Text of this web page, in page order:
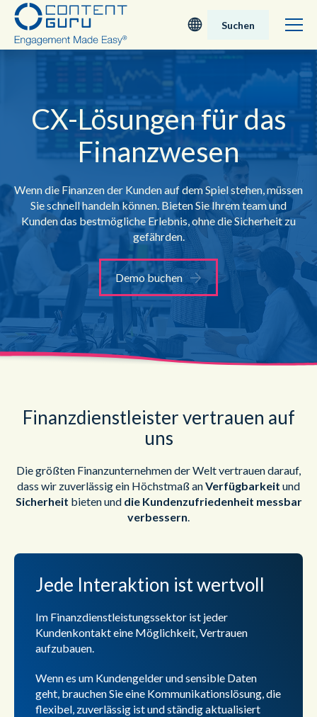
English - UK
English - USA
日本語
Suchen
CX-Lösungen für das
Finanzwesen
Wenn die Finanzen der Kunden auf dem Spiel stehen, müssen
Sie schnell handeln können. Bieten Sie Ihrem team und
Kunden das bestmögliche Erlebnis, ohne die Sicherheit zu
gefährden.
Demo buchen
Finanzdienstleister vertrauen auf
uns
Die größten Finanzunternehmen der Welt vertrauen darauf,
dass wir zuverlässig ein Höchstmaß anVerfügbarkeit und
Sicherheit bieten und die Kundenzufriedenheit messbar
verbessern.
Jede Interaktion ist wertvoll
Im Finanzdienstleistungssektor ist jeder
Kundenkontakt eine Möglichkeit, Vertrauen
aufzubauen.
Wenn es um Kundengelder und sensible Daten
geht, brauchen Sie eine Kommunikationslösung, die
flexibel, zuverlässig ist und ständig aktualisiert